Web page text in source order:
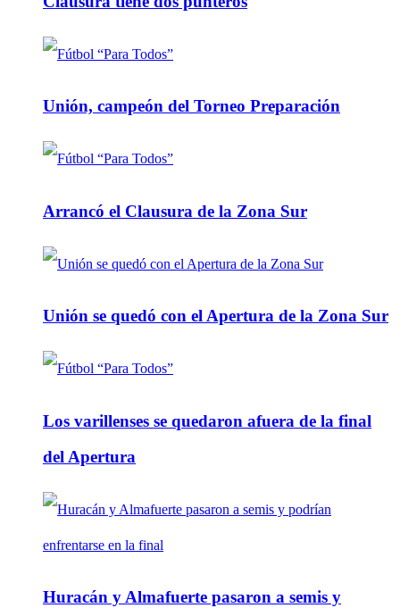
Unión, campeón del Torneo Preparación
Arrancó el Clausura de la Zona Sur
Unión se quedó con el Apertura de la Zona Sur
Los varillenses se quedaron afuera de la final
del Apertura
Huracán y Almafuerte pasaron a semis y